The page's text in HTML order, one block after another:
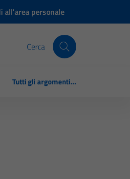
all'area personale
Cerca
Tutti gli argomenti...